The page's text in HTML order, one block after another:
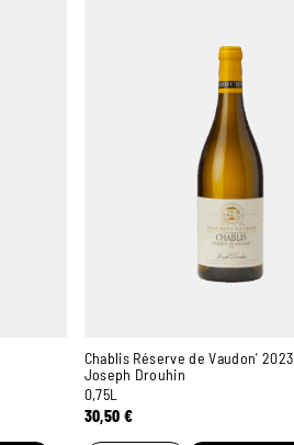
Chablis Réserve de Vaudon' 2023
Joseph Drouhin
0,75L
30,50 €